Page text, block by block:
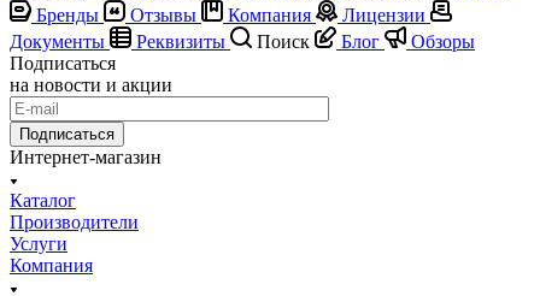
Бренды
Отзывы Компания
Лицензии
Документы
Реквизиты Поиск Блог
Обзоры
Подписаться
на новости и акции
Подписаться
Интернет-магазин
Каталог
Производители
Услуги
Компания